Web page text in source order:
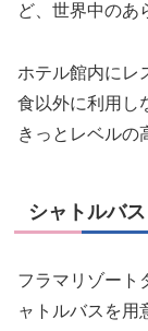
ど、世界中のあ
ホテル館内にレ
食以外に利用し
きっとレベルの
シャトルバス
フラマリゾート
ャトルバスを用